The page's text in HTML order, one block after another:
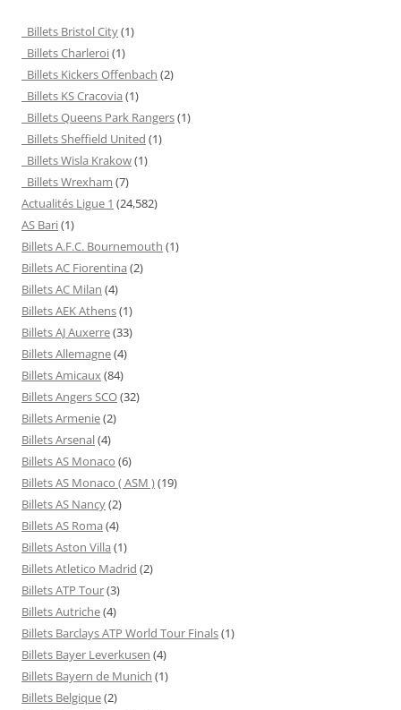
Billets Bristol City(1)
Billets Charleroi(1)
Billets Kickers Offenbach (2)
Billets KS Cracovia (1)
Billets Queens Park Rangers(1)
Billets Sheffield United (1)
Billets Wisla Krakow(1)
Billets Wrexham (7)
Actualités Ligue 1 (24,582)
AS Bari(1)
Billets A.F.C. Bournemouth (1)
Billets AC Fiorentina (2)
Billets AC Milan (4)
Billets AEK Athens(1)
Billets AJ Auxerre(33)
Billets Allemagne(4)
Billets Amicaux(84)
Billets Angers SCO(32)
Billets Armenie(2)
Billets Arsenal(4)
Billets AS Monaco (6)
Billets AS Monaco ( ASM )(19)
Billets AS Nancy(2)
Billets AS Roma (4)
Billets Aston Villa (1)
Billets Atletico Madrid (2)
Billets ATP Tour(3)
Billets Autriche(4)
Billets Barclays ATP World Tour Finals(1)
Billets Bayer Leverkusen (4)
Billets Bayern de Munich (1)
Billets Belgique(2)